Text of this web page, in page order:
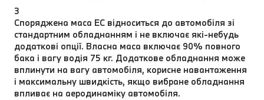
3
Споряджена маса EC відноситься до автомобіля зі
стандартним обладнанням і не включає які-небудь
додаткові опції. Власна маса включає 90% повного
бака і вагу водія 75 кг. Додаткове обладнання може
вплинути на вагу автомобіля, корисне навантаження
і максимальну швидкість, якщо вибране обладнання
впливає на аеродинаміку автомобіля.